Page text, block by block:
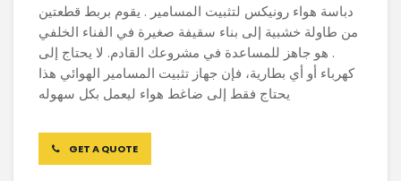
دباسة هواء رونيكس لتثبيت المسامير . يقوم بربط قطعتين
من طاولة خشبية إلى بناء سقيفة صغيرة في الفناء الخلفي
. هو جاهز للمساعدة في مشروعك القادم. لا يحتاج إلى
كهرباء أو أي بطارية، فإن جهاز تثبيت المسامير الهوائي هذا
يحتاج فقط إلى ضاغط هواء ليعمل بكل سهوله
GET A QUOTE